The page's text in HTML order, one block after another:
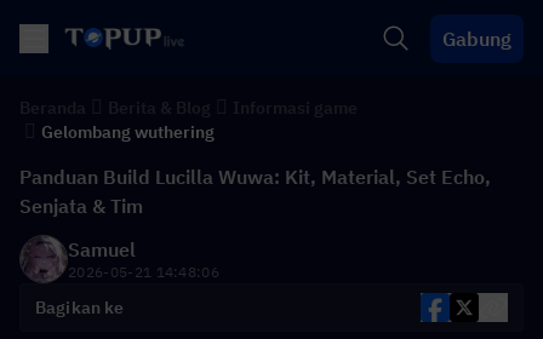
Gabung
Gelombang wuthering
Panduan Build Lucilla Wuwa: Kit, Material, Set Echo,
Senjata & Tim
Samuel
2026-05-21 14:48:06
Bagikan ke